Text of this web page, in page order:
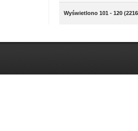
Wyświetlono 101 - 120